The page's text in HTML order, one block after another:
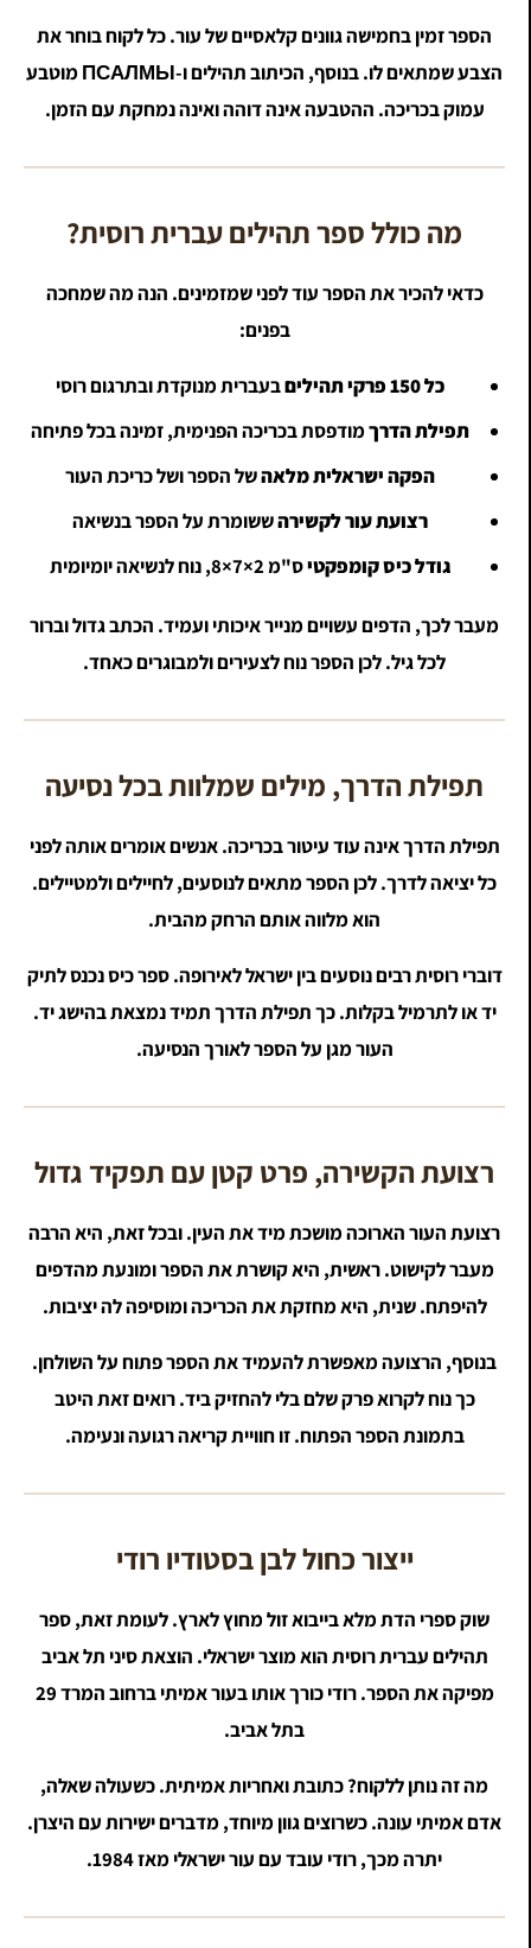
הספר זמין בחמישה גוונים קלאסיים של עור. כל לקוח בוחר את
הצבע שמתאים לו. בנוסף, הכיתוב תהילים ו-ПСАЛМЫ מוטבע
עמוק בכריכה. ההטבעה אינה דוהה ואינה נמחקת עם הזמן.
מה כולל ספר תהילים עברית רוסית?
כדאי להכיר את הספר עוד לפני שמזמינים. הנה מה שמחכה
בפנים:
כל 150 פרקי תהילים
בעברית מנוקדת ובתרגום רוסי
תפילת הדרךמודפסת בכריכה הפנימית, זמינה בכל פתיחה
הפקה ישראלית מלאהשל הספר ושל כריכת העור
רצועת עור לקשירהששומרת על הספר בנשיאה
גודל כיס קומפקטי8×7×2 ס"מ , נוח לנשיאה יומיומית
מעבר לכך, הדפים עשויים מנייר איכותי ועמיד. הכתב גדול וברור
לכל גיל. לכן הספר נוח לצעירים ולמבוגרים כאחד.
תפילת הדרך, מילים שמלוות בכל נסיעה
תפילת הדרך אינה עוד עיטור בכריכה. אנשים אומרים אותה לפני
כל יציאה לדרך. לכן הספר מתאים לנוסעים, לחיילים ולמטיילים.
הוא מלווה אותם הרחק מהבית.
דוברי רוסית רבים נוסעים בין ישראל לאירופה. ספר כיס נכנס לתיק
יד או לתרמיל בקלות. כך תפילת הדרך תמיד נמצאת בהישג יד.
העור מגן על הספר לאורך הנסיעה.
רצועת הקשירה, פרט קטן עם תפקיד גדול
רצועת העור הארוכה מושכת מיד את העין. ובכל זאת, היא הרבה
מעבר לקישוט. ראשית, היא קושרת את הספר ומונעת מהדפים
להיפתח. שנית, היא מחזקת את הכריכה ומוסיפה לה יציבות.
בנוסף, הרצועה מאפשרת להעמיד את הספר פתוח על השולחן.
כך נוח לקרוא פרק שלם בלי להחזיק ביד. רואים זאת היטב
בתמונת הספר הפתוח. זו חוויית קריאה רגועה ונעימה.
ייצור כחול לבן בסטודיו רודי
שוק ספרי הדת מלא בייבוא זול מחוץ לארץ. לעומת זאת, ספר
תהילים עברית רוסית הוא מוצר ישראלי. הוצאת סיני תל אביב
מפיקה את הספר. רודי כורך אותו בעור אמיתי ברחוב המרד 29
בתל אביב.
מה זה נותן ללקוח? כתובת ואחריות אמיתית. כשעולה שאלה,
אדם אמיתי עונה. כשרוצים גוון מיוחד, מדברים ישירות עם היצרן.
יתרה מכך, רודי עובד עם עור ישראלי מאז 1984.